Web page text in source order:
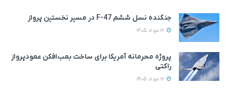
جنگنده نسل ششم F-47 در مسیر نخستین پرواز
پروژه محرمانه آمریکا برای ساخت بمب‌افکن عمودپرواز
راکتی